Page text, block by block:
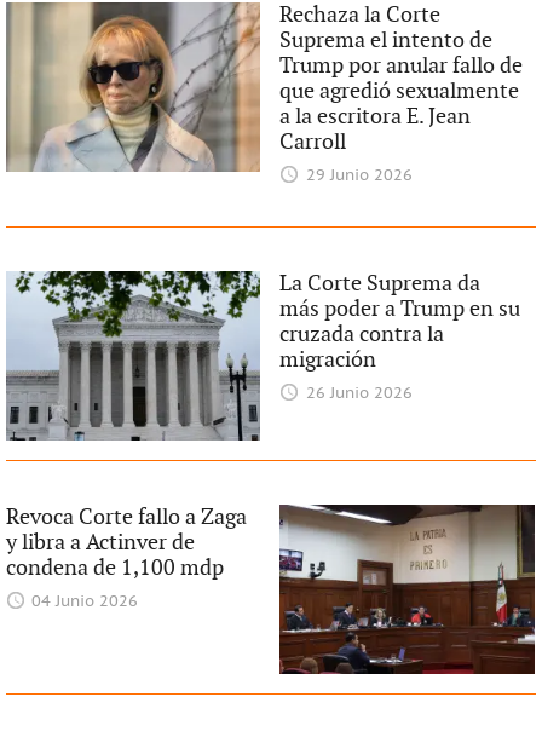
Rechaza la Corte
Suprema el intento de
Trump por anular fallo de
que agredió sexualmente
a la escritora E. Jean
Carroll
29 Junio 2026
La Corte Suprema da
más poder a Trump en su
cruzada contra la
migración
26 Junio 2026
Revoca Corte fallo a Zaga
y libra a Actinver de
condena de 1,100 mdp
04 Junio 2026